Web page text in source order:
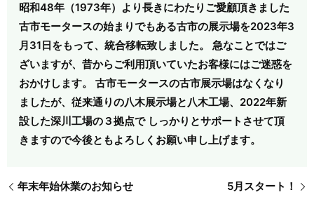
昭和48年（1973年）より長きにわたりご愛顧頂きました
古市モータースの始まりでもある古市の展示場を2023年3
月31日をもって、統合移転致しました。 急なことではご
ざいますが、昔からご利用頂いていたお客様にはご迷惑を
おかけします。 古市モータースの古市展示場はなくなり
ましたが、従来通りの八木展示場と八木工場、2022年新
設した深川工場の３拠点で しっかりとサポートさせて頂
きますので今後ともよろしくお願い申し上げます。
年末年始休業のお知らせ 5月スタート！